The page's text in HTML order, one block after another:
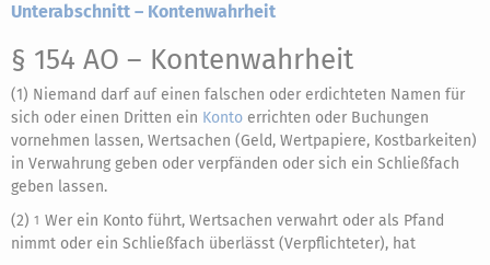
Unterabschnitt – Kontenwahrheit
§ 154 AO – Kontenwahrheit
(1) Niemand darf auf einen falschen oder erdichteten Namen für
sich oder einen Dritten ein Konto errichten oder Buchungen
vornehmen lassen, Wertsachen (Geld, Wertpapiere, Kostbarkeiten)
in Verwahrung geben oder verpfänden oder sich ein Schließfach
geben lassen.
(2) 1 Wer ein Konto führt, Wertsachen verwahrt oder als Pfand
nimmt oder ein Schließfach überlässt (Verpflichteter), hat